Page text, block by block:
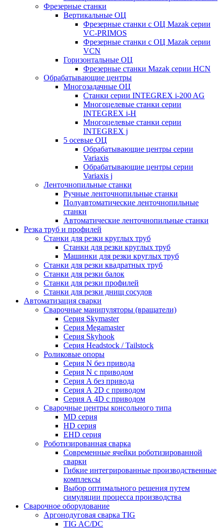
Фрезерные станки
Вертикальные ОЦ
Фрезерные станки с ОЦ Mazak серии
VC-PRIMOS
Фрезерные станки с ОЦ Mazak серии
VCN
Горизонтальные ОЦ
Фрезерные станки Mazak серии HCN
Обрабатывающие центры
Многозадачные ОЦ
Cтанки серии INTEGREX i-200 AG
Многоцелевые станки серии
INTEGREX i-H
Многоцелевые станки серии
INTEGREX j
5 осевые ОЦ
Обрабатывающие центры серии
Variaxis
Обрабатывающие центры серии
Variaxis j
Ленточнопильные станки
Ручные ленточнопильные станки
Полуавтоматические ленточнопильные
станки
Автоматические ленточнопильные станки
Резка труб и профилей
Станки для резки круглых труб
Станки для резки круглых труб
Машинки для резки круглых труб
Станки для резки квадратных труб
Станки для резки балок
Станки для резки профилей
Станки для резки днищ сосудов
Автоматизация сварки
Сварочные манипуляторы (вращатели)
Серия Skymaster
Серия Megamaster
Серия Skyhook
Серия Headstock / Tailstock
Роликовые опоры
Серия N без привода
Серия N с приводом
Серия A без привода
Серия А 2D с приводом
Серия А 4D с приводом
Сварочные центры консольного типа
MD серия
HD серия
EHD серия
Роботизированная сварка
Современные ячейки роботизированной
сварки
Гибкие интегрированные производственные
комплексы
Выбор оптимального решения путем
симуляции процесса производства
Сварочное оборудование
Аргонодуговая сварка TIG
TIG AC/DC